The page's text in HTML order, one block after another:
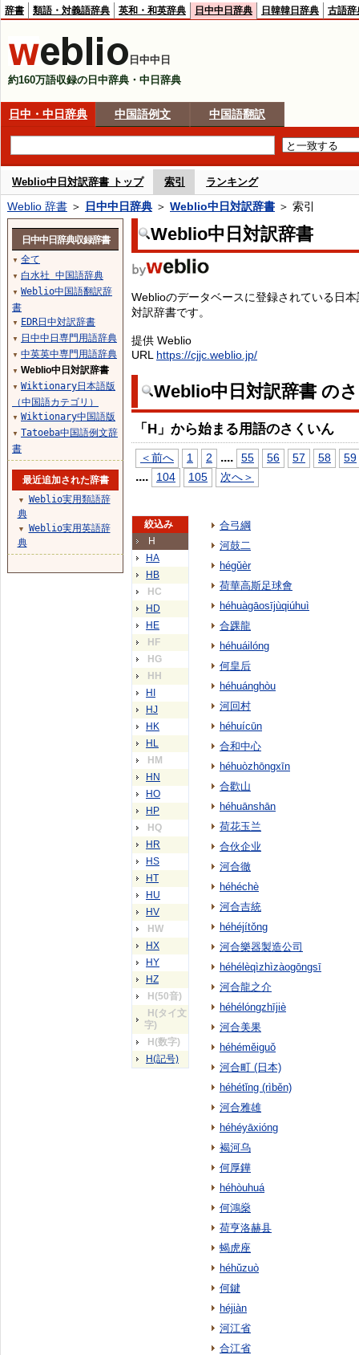
辞書 類語・対義語辞典 英和・和英辞典 日中中日辞典 日韓韓日辞典 古語辞
日中中日
約160万語収録の日中辞典・中日辞典
日中・中日辞典 中国語例文 中国語翻訳
Weblio中日対訳辞書 トップ 索引 ランキング
Weblio 辞書 ＞ 日中中日辞典 ＞ Weblio中日対訳辞書 ＞ 索引
Weblio中日対訳辞書
Weblioのデータベースに登録されている日
対訳辞書です。
提供 Weblio
URL https://cjjc.weblio.jp/
Weblio中日対訳辞書 の
「H」から始まる用語のさくいん
＜前へ 1 2 .... 55 56 57 58 59
.... 104 105 次へ＞
絞込み
H
HA
HB
HC
HD
HE
HF
HG
HH
HI
HJ
HK
HL
HM
HN
HO
HP
HQ
HR
HS
HT
HU
HV
HW
HX
HY
HZ
H(50音)
H(タイ文
字)
H(数字)
H(記号)
合弓綱
河鼓二
hégǔèr
荷華高斯足球會
héhuàgāosījùqiúhuì
合踝龍
héhuáilóng
何皇后
héhuánghòu
河回村
héhuícūn
合和中心
héhuòzhōngxīn
合歡山
héhuānshān
荷花玉兰
合伙企业
河合徹
héhéchè
河合吉統
héhéjítǒng
河合樂器製造公司
héhélèqìzhìzàogōngsī
河合龍之介
héhélóngzhījiè
河合美果
héhéměiguǒ
河合町 (日本)
héhétǐng (rìběn)
河合雅雄
héhéyāxióng
褐河乌
何厚鏵
héhòuhuá
何鴻燊
荷亨洛赫县
蝎虎座
héhǔzuò
何鍵
héjiàn
河江省
合江省
日中中日辞典収録辞書
▼ 全て
▼ 白水社 中国語辞典
▼ Weblio中国語翻訳辞
書
▼ EDR日中対訳辞書
▼ 日中中日専門用語辞典
▼ 中英英中専門用語辞典
▼ Weblio中日対訳辞書
▼ Wiktionary日本語版
（中国語カテゴリ）
▼ Wiktionary中国語版
▼ Tatoeba中国語例文辞
書
最近追加された辞書
▼
Weblio実用類語辞
典
▼
Weblio実用英語辞
典